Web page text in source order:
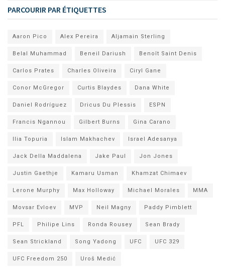
PARCOURIR PAR ÉTIQUETTES
Aaron Pico Alex Pereira Aljamain Sterling
Belal Muhammad Beneil Dariush Benoît Saint Denis
Carlos Prates Charles Oliveira Ciryl Gane
Conor McGregor Curtis Blaydes Dana White
Daniel Rodríguez Dricus Du Plessis ESPN
Francis Ngannou Gilbert Burns Gina Carano
Ilia Topuria Islam Makhachev Israel Adesanya
Jack Della Maddalena Jake Paul Jon Jones
Justin Gaethje Kamaru Usman Khamzat Chimaev
Lerone Murphy Max Holloway Michael Morales MMA
Movsar Evloev MVP Neil Magny Paddy Pimblett
PFL Philipe Lins Ronda Rousey Sean Brady
Sean Strickland Song Yadong UFC UFC 329
UFC Freedom 250 Uroš Medić